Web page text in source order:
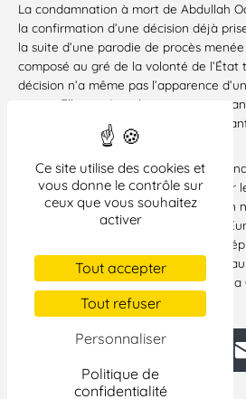
Ce site utilise des cookies et
vous donne le contrôle sur
ceux que vous souhaitez
activer
Tout accepter
Tout refuser
Personnaliser
Politique de
confidentialité
La condamnation à mort de Abdullah
la confirmation d’une décision déjà
la suite d’une parodie de procès
composé au gré de la volonté de l’État
décision n’a même pas l’apparence
justice. Elle ne résoudra en aucune
légitime que pose le peuple kurde
existence et à son identité.
La Ligue des droits de l’Homme
Communauté internationale d’exercer
nécessaires pour que Abdullah Ocalan
exécuté. Il appartient au Conseil de
conséquences d’une situation où la
Turquie ne saurait continuer à siéger
concert des Nations se réclamant de
européenne des droits de l’homme.
Facebook
BlueskyMastodon